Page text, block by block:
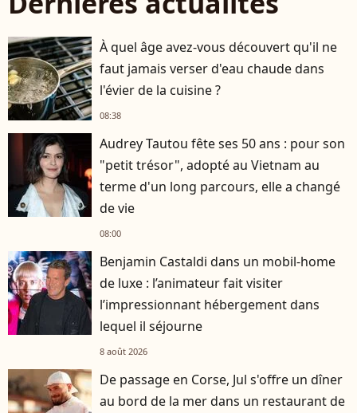
À quel âge avez-vous découvert qu'il ne
faut jamais verser d'eau chaude dans
l'évier de la cuisine ?
08:38
Audrey Tautou fête ses 50 ans : pour son
"petit trésor", adopté au Vietnam au
terme d'un long parcours, elle a changé
de vie
08:00
Benjamin Castaldi dans un mobil-home
de luxe : l’animateur fait visiter
l’impressionnant hébergement dans
lequel il séjourne
8 août 2026
De passage en Corse, Jul s'offre un dîner
au bord de la mer dans un restaurant de